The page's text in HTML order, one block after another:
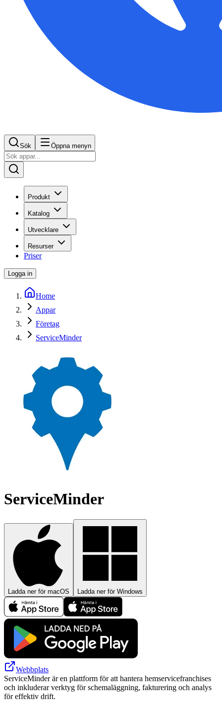
Sök Öppna menyn
Produkt
Katalog
Utvecklare
Resurser
Priser
Logga in
Home
Appar
Företag
ServiceMinder
ServiceMinder
Ladda ner för macOS Ladda ner för Windows
Webbplats
ServiceMinder är en plattform för att hantera hemservicefranchises
och inkluderar verktyg för schemaläggning, fakturering och analys
för effektiv drift.